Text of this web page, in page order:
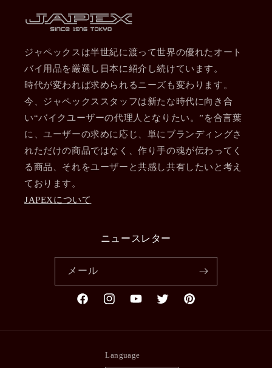
ジャペックスは半世紀に渡って世界の優れたオート
バイ用品を厳選し日本に紹介し続けています。
時代が変われば求められるニーズも変わります。
今、ジャペックススタッフは新たな時代に向き合
い“バイクユーザーの代理人となりたい。”を合言葉
に、ユーザーの求めに応じ、単にブランディングさ
れただけの商品ではなく、作り手の魂が伝わってく
る商品、それをユーザーと共感し共有したいと考え
ております。
JAPEXについて
ニュースレター
メール
FacebookInstagramYouTubeTwitter Pinterest
Language